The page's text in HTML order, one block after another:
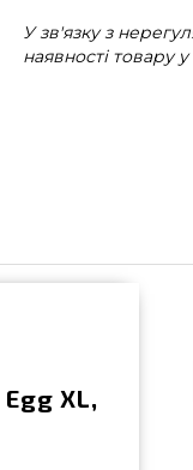
У зв'язку з
наявності товару
XL,